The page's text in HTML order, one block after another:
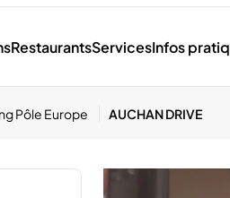
RestaurantsServicesInfos
Pôle Europe AUCHAN DRIVE